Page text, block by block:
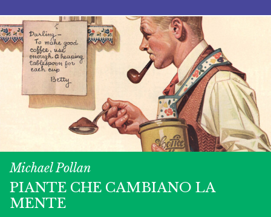
Michael Pollan
PIANTE CHE CAMBIANO LA
MENTE